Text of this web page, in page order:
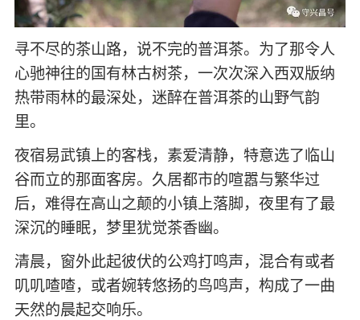
寻不尽的茶山路，说不完的普洱茶。为了那令人
心驰神往的国有林古树茶，一次次深入西双版纳
热带雨林的最深处，迷醉在普洱茶的山野气韵
里。
夜宿易武镇上的客栈，素爱清静，特意选了临山
谷而立的那面客房。久居都市的喧嚣与繁华过
后，难得在高山之颠的小镇上落脚，夜里有了最
深沉的睡眠，梦里犹觉茶香幽。
清晨，窗外此起彼伏的公鸡打鸣声，混合有或者
叽叽喳喳，或者婉转悠扬的鸟鸣声，构成了一曲
天然的晨起交响乐。